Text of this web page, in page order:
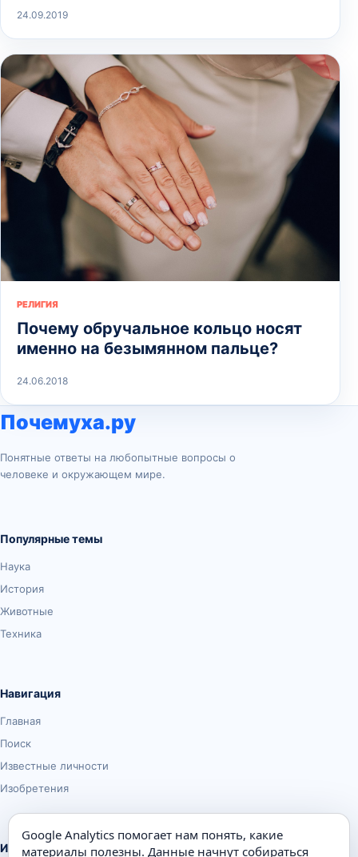
24.09.2019
РЕЛИГИЯ
Почему обручальное кольцо носят
именно на безымянном пальце?
24.06.2018
Почемуха.ру
Понятные ответы на любопытные вопросы о
человеке и окружающем мире.
Популярные темы
Наука
История
Животные
Техника
Навигация
Главная
Поиск
Известные личности
Изобретения
Информация
Google Analytics помогает нам понять, какие
материалы полезны. Данные начнут собираться